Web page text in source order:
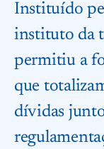
Instituído
instituto da
permitiu a
que
dívidas